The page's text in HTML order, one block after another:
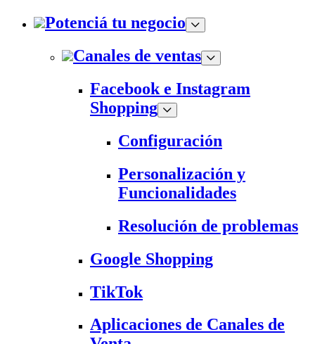
Potenciá tu negocio
Canales de ventas
Facebook e Instagram
Shopping
Configuración
Personalización y
Funcionalidades
Resolución de problemas
Google Shopping
TikTok
Aplicaciones de Canales de